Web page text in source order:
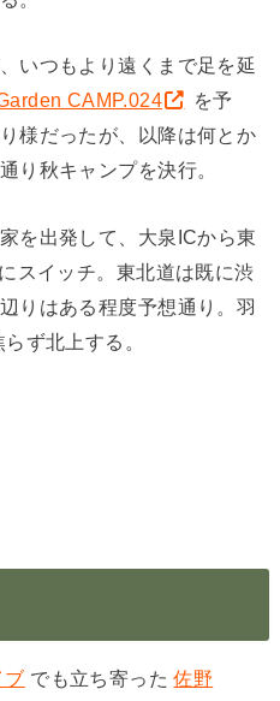
いつもより遠くまで足を延
CAMP.024
を予
様だったが、以降は何とか
り秋キャンプを決行。
を出発して、大泉ICから東
スイッチ。東北道は既に渋
りはある程度予想通り。羽
ず北上する。
ブ でも立ち寄った佐野